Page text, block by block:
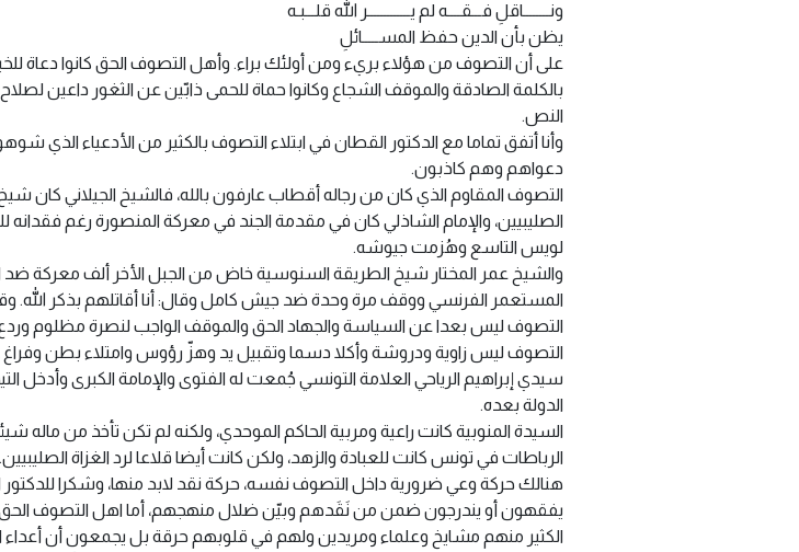
ونــــــــاقلِ فـــقــــه لم يـــــــــــــر الله قلـــبـه
يظن بأن الدين حفظ المســـــائلِ
على أن التصوف من هؤلاء بريء ومن أولئك براء. وأهل التصوف الحق كانوا دعاة
بالكلمة الصادقة والموقف الشجاع وكانوا حماة للحمى ذابّين عن الثغور داعين
النص.
وأنا أتفق تماما مع الدكتور القطان في ابتلاء التصوف بالكثير من الأدعياء الذي
دعواهم وهم كاذبون.
التصوف المقاوم الذي كان من رجاله أقطاب عارفون بالله، فالشيخ الجيلاني كان
الصليبيين، والإمام الشاذلي كان في مقدمة الجند في معركة المنصورة رغم
لويس التاسع وهُزمت جيوشه.
والشيخ عمر المختار شيخ الطريقة السنوسية خاض من الجبل الأخر ألف معركة ضد
المستعمر الفرنسي ووقف مرة وحدة ضد جيش كامل وقال: أنا أقاتلهم بذكر الله.
التصوف ليس بعدا عن السياسة والجهاد الحق والموقف الواجب لنصرة مظلوم
التصوف ليس زاوية ودروشة وأكلا دسما وتقبيل يد وهزّ رؤوس وامتلاء بطن
سيدي إبراهيم الرياحي العلامة التونسي جُمعت له الفتوى والإمامة الكبرى وأدخل
الدولة بعده.
السيدة المنوبية كانت راعية ومربية الحاكم الموحدي، ولكنه لم تكن تأخذ من ماله
الرباطات في تونس كانت للعبادة والزهد، ولكن كانت أيضا قلاعا لرد الغزاة الصليبيين.
هنالك حركة وعي ضرورية داخل التصوف نفسه، حركة نقد لابد منها، وشكرا
يفقهون أو يندرجون ضمن من نَقَدهم وبيّن ضلال منهجهم، أما اهل التصوف الحق وهم
الكثير منهم مشايخ وعلماء ومريدين ولهم في قلوبهم حرقة بل يجمعون أن أعداء